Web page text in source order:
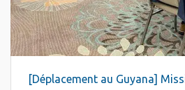
[Déplacement au Guyana]